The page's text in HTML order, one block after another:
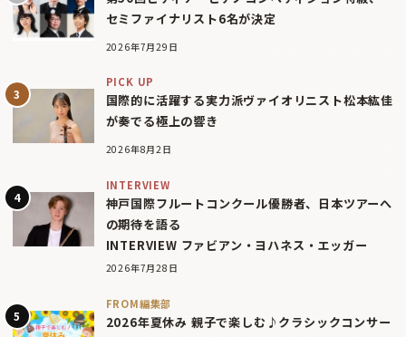
セミファイナリスト6名が決定
2026年7月29日
PICK UP
国際的に活躍する実力派ヴァイオリニスト松本紘佳
が奏でる極上の響き
2026年8月2日
INTERVIEW
神戸国際フルートコンクール優勝者、日本ツアーへ
の期待を語る
INTERVIEW ファビアン・ヨハネス・エッガー
2026年7月28日
FROM編集部
2026年夏休み 親子で楽しむ♪クラシックコンサー